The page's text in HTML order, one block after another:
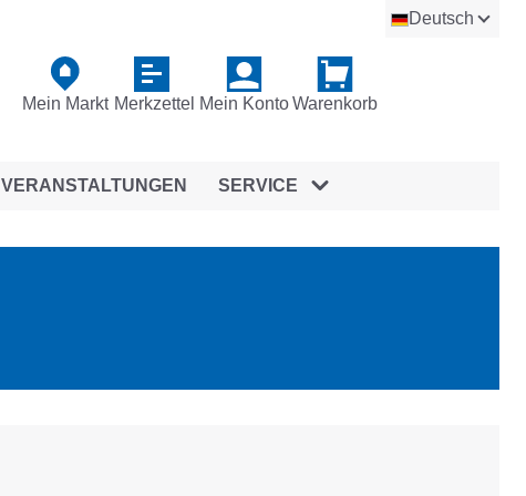
Deutsch
Mein Markt Merkzettel Mein KontoWarenkorb
VERANSTALTUNGEN SERVICE